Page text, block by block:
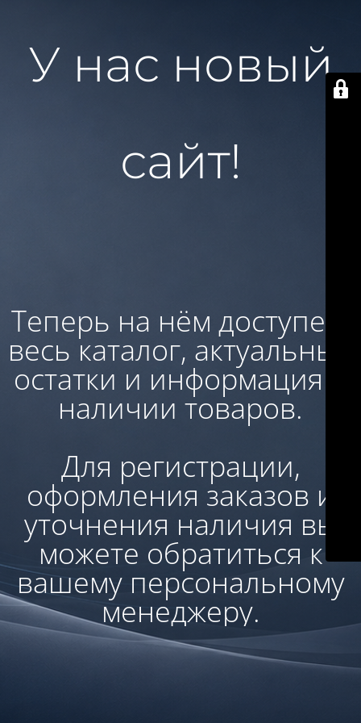
У нас новый
сайт!
Теперь на нём доступен:
весь каталог, актуальные
остатки и информация о
наличии товаров.
Для регистрации,
оформления заказов и
уточнения наличия вы
можете обратиться к
вашему персональному
менеджеру.